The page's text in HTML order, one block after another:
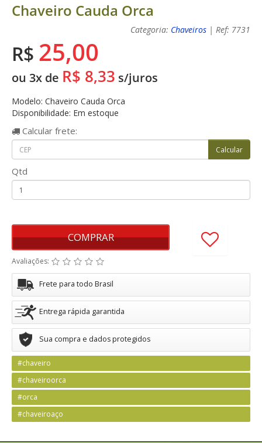
Chaveiro Cauda Orca
Categoria: Chaveiros | Ref: 7731
R$ 25,00
ou 3x de R$ 8,33 s/juros
Modelo: Chaveiro Cauda Orca
Disponibilidade: Em estoque
Calcular frete:
Qtd
COMPRAR
Avaliações:
Frete para todo Brasil
Entrega rápida garantida
Sua compra e dados protegidos
#chaveiro
#chaveiroorca
#orca
#chaveiroaço